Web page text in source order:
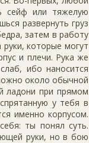
сейф или тяжелую
развернуть груз
затем в работу
руки, которые могут
и плечи. Рука же
ибо наносится
около обычной
ладони при прямом
у тебя в
именно корпусом.
ты понял суть.
руки, но в бою